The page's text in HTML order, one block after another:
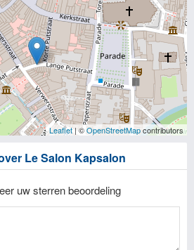
Leaflet| ©OpenStreetMapcontributors
Le Salon Kapsalon
uw sterren beoordeling